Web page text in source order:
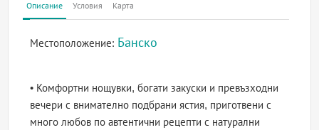
Описание Условия Карта
Местоположение: Банско
• Комфортни нощувки, богати закуски и превъзходни
вечери с внимателно подбрани ястия, приготвени с
много любов по автентични рецепти с натурални